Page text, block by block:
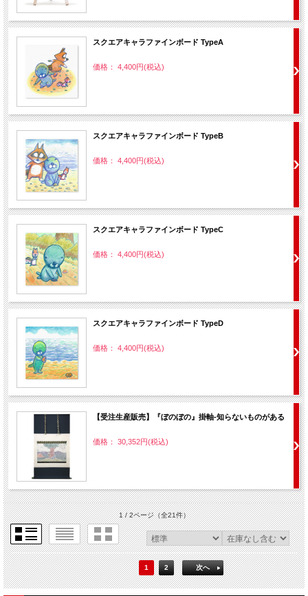
スクエアキャラファインボード TypeA
価格： 4,400円(税込)
スクエアキャラファインボード TypeB
価格： 4,400円(税込)
スクエアキャラファインボード TypeC
価格： 4,400円(税込)
スクエアキャラファインボード TypeD
価格： 4,400円(税込)
【受注生産販売】『ぼのぼの』掛軸-知らないものがある
価格： 30,352円(税込)
1 / 2ページ（全21件）
1 2 次へ